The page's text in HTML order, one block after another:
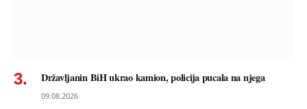
Državljanin BiH ukrao kamion, policija pucala na njega
09.08.2026